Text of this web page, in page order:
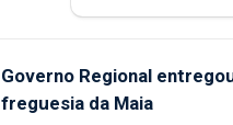
Governo Regional
freguesia da Maia